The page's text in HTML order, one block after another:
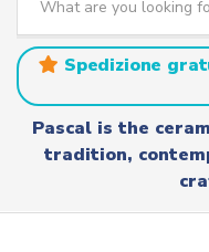
a
t
g
a
r
c
h
Spedizione
Pascal is the
tradition,